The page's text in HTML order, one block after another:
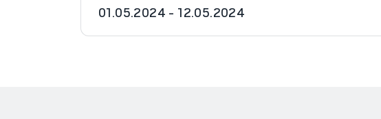
01.05.2024 - 12.05.2024